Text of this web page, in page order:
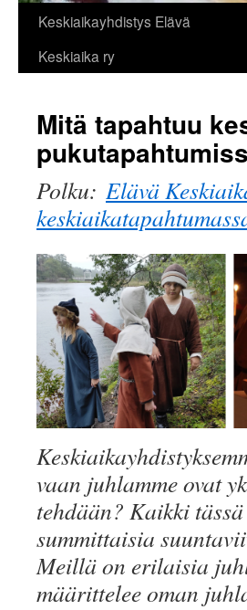
Keskiaikayhdistys Elävä
Keskiaika ry
Mitä tapahtuu
Polku: Elävä
vaan juhlamme ovat
tehdään? Kaikki
summittaisia
Meillä on erilaisia
määrittelee oman